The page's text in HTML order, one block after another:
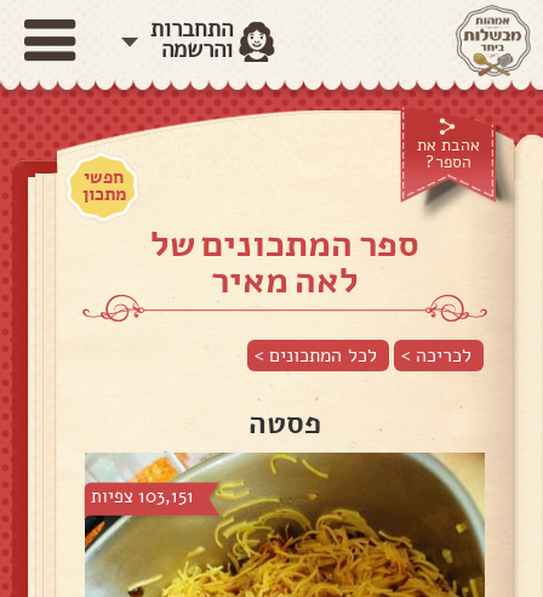
התחברות
והרשמה
אהבת את
הספר?
חפשי
מתכון
ספר המתכונים של
לאה מאיר
לכריכה > לכל המתכונים >
פסטה
103,151 צפיות